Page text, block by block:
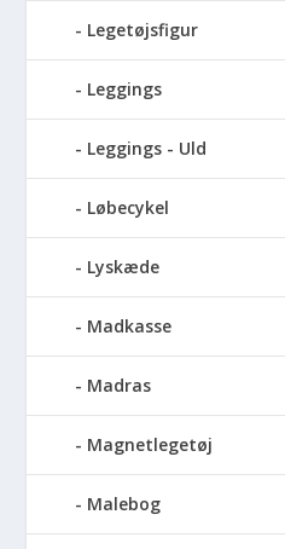
Legetøjsfigur
Leggings
Leggings - Uld
Løbecykel
Lyskæde
Madkasse
Madras
Magnetlegetøj
Malebog